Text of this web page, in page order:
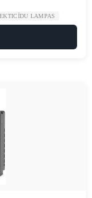
LAMPAS